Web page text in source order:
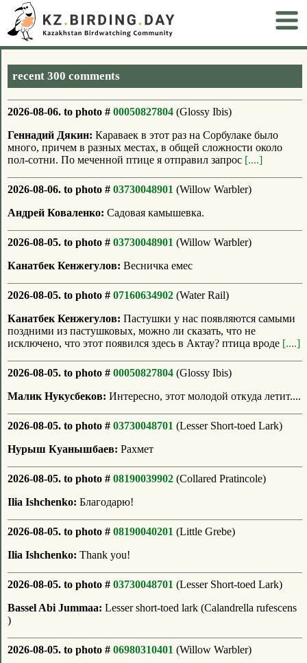
recent 300 comments
2026-08-06. to photo # 00050827804 (Glossy Ibis)
Геннадий Дякин: Караваек в этот раз на Сорбулаке было
много, причем в разных местах, в общей сложности около
пол-сотни. По меченной птице я отправил запрос [....]
2026-08-06. to photo # 03730048901 (Willow Warbler)
Андрей Коваленко: Садовая камышевка.
2026-08-05. to photo # 03730048901 (Willow Warbler)
Канатбек Кенжегулов: Весничка емес
2026-08-05. to photo # 07160634902 (Water Rail)
Канатбек Кенжегулов: Пастушки у нас появляются самыми
поздними из пастушковых, можно ли сказать, что не
исключено, что этот появился здесь в Актау? птица вроде [....]
2026-08-05. to photo # 00050827804 (Glossy Ibis)
Малик Нукусбеков: Интересно, этот молодой откуда летит....
2026-08-05. to photo # 03730048701 (Lesser Short-toed Lark)
Нурыш Куанышбаев: Рахмет
2026-08-05. to photo # 08190039902 (Collared Pratincole)
Ilia Ishchenko: Благодарю!
2026-08-05. to photo # 08190040201 (Little Grebe)
Ilia Ishchenko: Thank you!
2026-08-05. to photo # 03730048701 (Lesser Short-toed Lark)
Bassel Abi Jummaa: Lesser short-toed lark (Calandrella rufescens
)
2026-08-05. to photo # 06980310401 (Willow Warbler)